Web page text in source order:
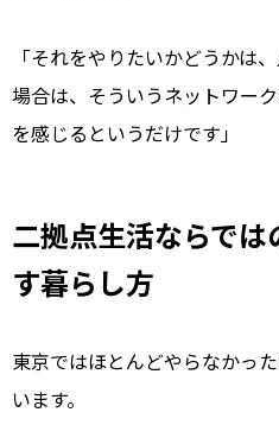
「それをやりたいかどうかは
場合は、そういうネットワー
を感じるというだけです」
二拠点生活ならで
す暮らし方
東京ではほとんどやらなかっ
います。